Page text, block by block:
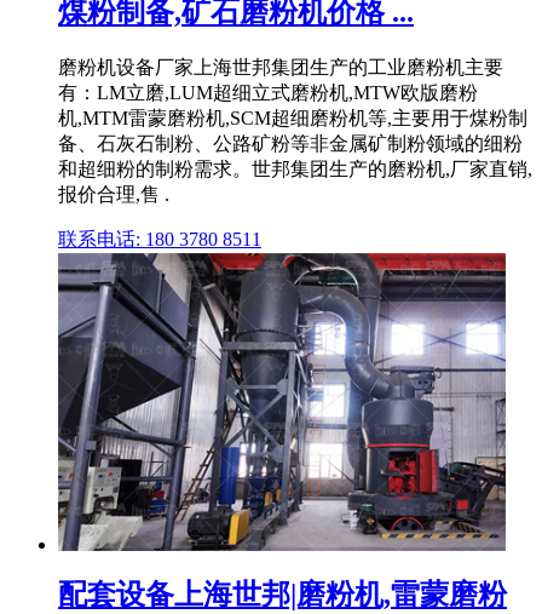
煤粉制备,矿石磨粉机价格 ...
磨粉机设备厂家上海世邦集团生产的工业磨粉机主要
有：LM立磨,LUM超细立式磨粉机,MTW欧版磨粉
机,MTM雷蒙磨粉机,SCM超细磨粉机等,主要用于煤粉制
备、石灰石制粉、公路矿粉等非金属矿制粉领域的细粉
和超细粉的制粉需求。世邦集团生产的磨粉机,厂家直销,
报价合理,售 .
联系电话: 180 3780 8511
配套设备上海世邦|磨粉机,雷蒙磨粉